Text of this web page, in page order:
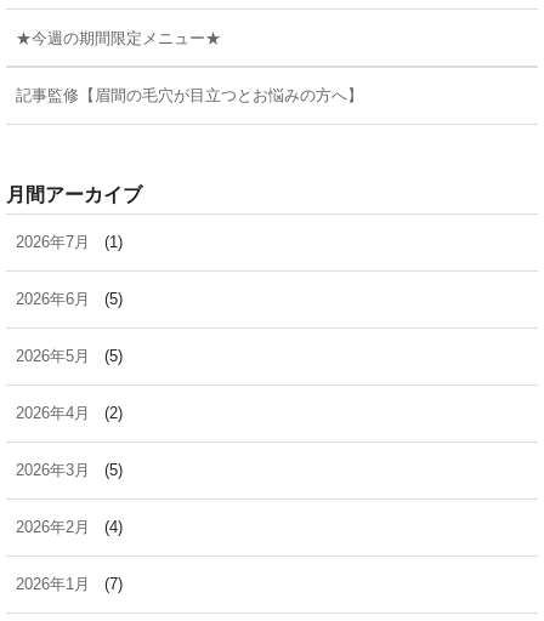
★今週の期間限定メニュー★
記事監修【眉間の毛穴が目立つとお悩みの方へ】
月間アーカイブ
2026年7月 (1)
2026年6月 (5)
2026年5月 (5)
2026年4月 (2)
2026年3月 (5)
2026年2月 (4)
2026年1月 (7)